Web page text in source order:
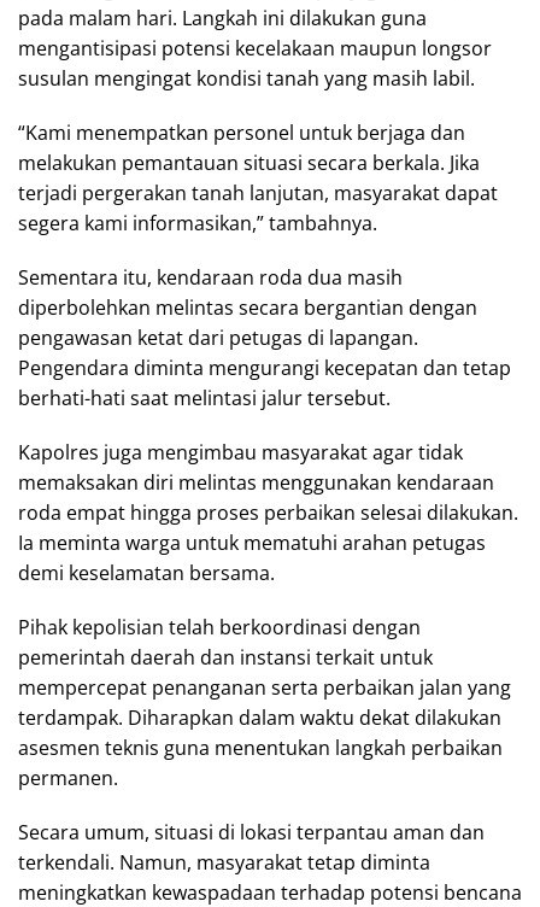
pada malam hari. Langkah ini dilakukan guna
mengantisipasi potensi kecelakaan maupun longsor
susulan mengingat kondisi tanah yang masih labil.
“Kami menempatkan personel untuk berjaga dan
melakukan pemantauan situasi secara berkala. Jika
terjadi pergerakan tanah lanjutan, masyarakat dapat
segera kami informasikan,” tambahnya.
Sementara itu, kendaraan roda dua masih
diperbolehkan melintas secara bergantian dengan
pengawasan ketat dari petugas di lapangan.
Pengendara diminta mengurangi kecepatan dan tetap
berhati-hati saat melintasi jalur tersebut.
Kapolres juga mengimbau masyarakat agar tidak
memaksakan diri melintas menggunakan kendaraan
roda empat hingga proses perbaikan selesai dilakukan.
Ia meminta warga untuk mematuhi arahan petugas
demi keselamatan bersama.
Pihak kepolisian telah berkoordinasi dengan
pemerintah daerah dan instansi terkait untuk
mempercepat penanganan serta perbaikan jalan yang
terdampak. Diharapkan dalam waktu dekat dilakukan
asesmen teknis guna menentukan langkah perbaikan
permanen.
Secara umum, situasi di lokasi terpantau aman dan
terkendali. Namun, masyarakat tetap diminta
meningkatkan kewaspadaan terhadap potensi bencana